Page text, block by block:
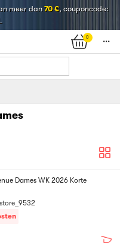
meer dan70 €, couponcode:
0
󰄒
Dames WK 2026 Korte